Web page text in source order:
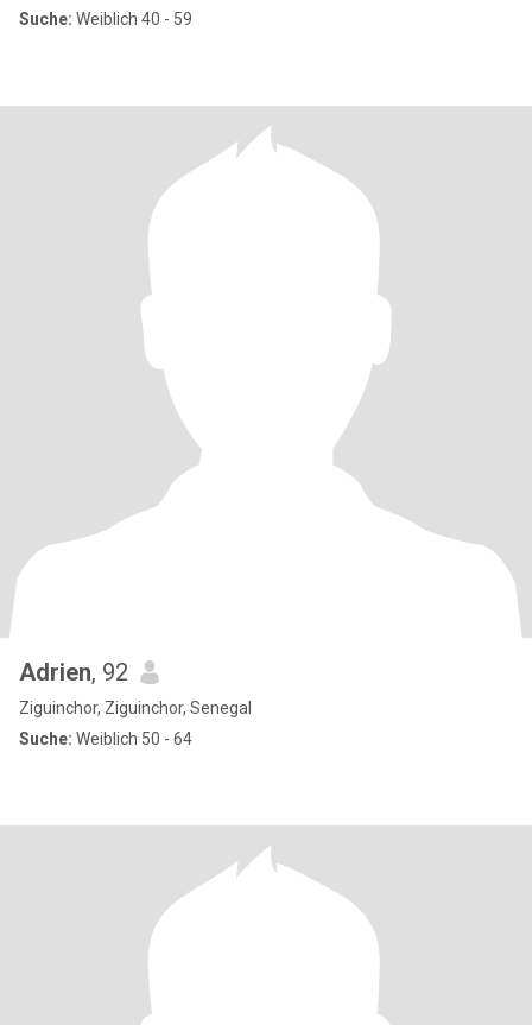
Suche: Weiblich 40 - 59
Adrien, 92
Ziguinchor, Ziguinchor, Senegal
Suche: Weiblich 50 - 64